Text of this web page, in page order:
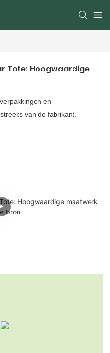
Tote: Hoogwaardige
en
van de fabrikant.